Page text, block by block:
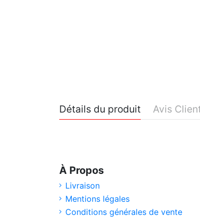
Détails du produit Avis
À Propos
Livraison
Mentions légales
Conditions générales de vente